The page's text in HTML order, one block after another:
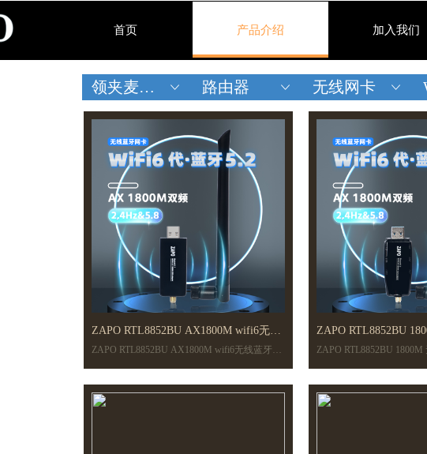
首页 产品介绍 加入我们
ZAPO RTL8852BU AX1800M wifi6无线
蓝牙网卡二合一
ZAPO RTL8852BU AX1800M wifi6无线蓝牙网
ZAPO RTL8852BU
牙5.2网卡二合一
ZAPO RTL8852BU
ꀁ
领夹麦克风 ꀁ
路由器 ꀁ
无线网卡